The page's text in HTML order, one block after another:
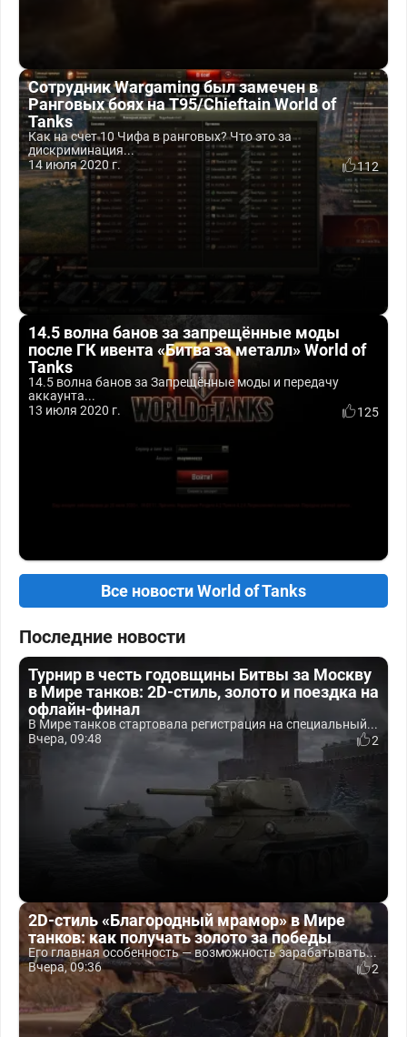
Сотрудник Wargaming был замечен в
Ранговых боях на T95/Chieftain World of
Tanks
Как на счет 10 Чифа в ранговых? Что это за
дискриминация...
14 июля 2020 г.
112
14.5 волна банов за запрещённые моды
после ГК ивента «Битва за металл» World of
Tanks
14.5 волна банов за Запрещённые моды и передачу
аккаунта...
13 июля 2020 г.
125
Все новости World of Tanks
Последние новости
Турнир в честь годовщины Битвы за Москву
в Мире танков: 2D-стиль, золото и поездка на
офлайн-финал
В Мире танков стартовала регистрация на специальный...
Вчера, 09:48
2
2D-стиль «Благородный мрамор» в Мире
танков: как получать золото за победы
Его главная особенность — возможность зарабатывать...
Вчера, 09:36
2